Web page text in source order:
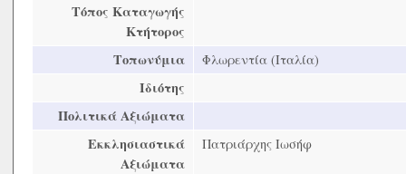
Τόπος Καταγωγής
Κτήτορος
Τοπωνύμια
Φλωρεντία (Ιταλία)
Ιδιότης
Πολιτικά Αξιώματα
Εκκλησιαστικά
Αξιώματα
Πατριάρχης Ιωσήφ